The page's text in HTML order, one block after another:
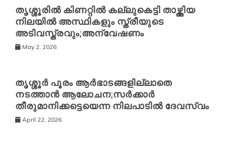
തൃശ്ശൂരിൽ കിണറ്റിൽ കല്ലുകെട്ടി താഴ്ത്തിയ
നിലയിൽ അസ്ഥികളും സ്ത്രീയുടെ
അടിവസ്ത്രവും;അന്വേഷണം
May 2, 2026
തൃശ്ശൂർ പൂരം ആർഭാടങ്ങളില്ലാതെ
നടത്താൻ ആലോചന;സർക്കാർ
തീരുമാനിക്കട്ടെയെന്ന നിലപാടിൽ ദേവസ്വം
April 22, 2026